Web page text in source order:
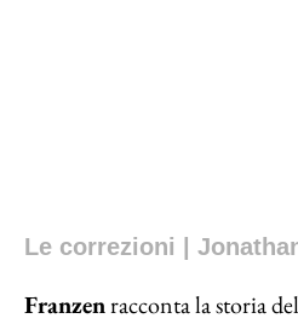
Le correzioni |
Franzenracconta la storia